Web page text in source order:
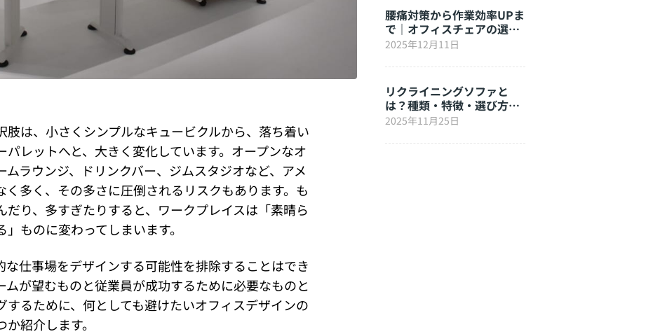
肢は、小さくシンプルなキュービクルから、落ち着い
パレットへと、大きく変化しています。オープンなオ
ムラウンジ、ドリンクバー、ジムスタジオなど、アメ
く多く、その多さに圧倒されるリスクもあります。も
だり、多すぎたりすると、ワークプレイスは「素晴ら
ものに変わってしまいます。
な仕事場をデザインする可能性を排除することはでき
ムが望むものと従業員が成功するために必要なものと
するために、何としても避けたいオフィスデザインの
紹介します。
腰痛対策から作業効率UPま
で｜オフィスチェアの選び
方完全ガイド
2025年12月11日
リクライニングソファと
は？種類・特徴・選び方を
徹底解説
2025年11月25日